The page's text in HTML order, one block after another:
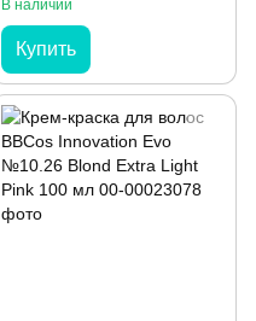
В наличии
Купить